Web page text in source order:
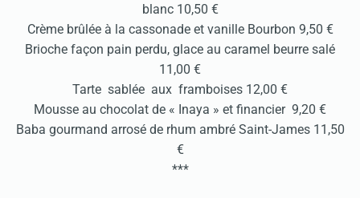
blanc 10,50 €
Crème brûlée à la cassonade et vanille Bourbon 9,50 €
Brioche façon pain perdu, glace au caramel beurre salé
11,00 €
Tarte sablée aux framboises 12,00 €
Mousse au chocolat de « Inaya » et financier 9,20 €
Baba gourmand arrosé de rhum ambré Saint-James 11,50
€
***